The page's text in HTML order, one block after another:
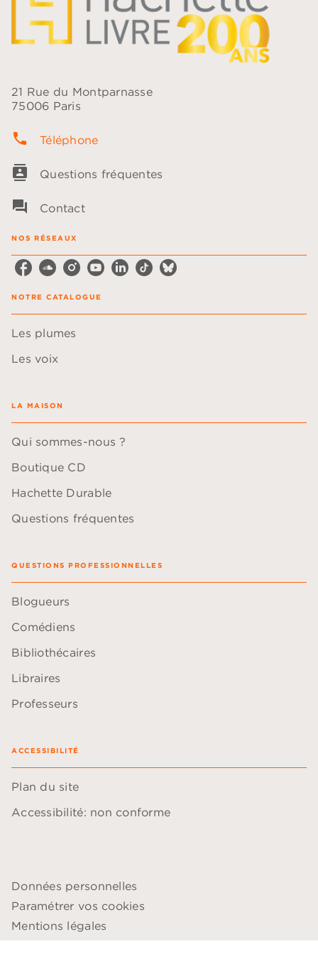
21 Rue du Montparnasse
75006 Paris
phone Téléphone
contacts Questions fréquentes
question_answer Contact
NOS RÉSEAUX
NOTRE CATALOGUE
Les plumes
Les voix
LA MAISON
Qui sommes-nous ?
Boutique CD
Hachette Durable
Questions fréquentes
QUESTIONS PROFESSIONNELLES
Blogueurs
Comédiens
Bibliothécaires
Libraires
Professeurs
ACCESSIBILITÉ
Plan du site
Accessibilité: non conforme
Données personnelles
Paramétrer vos cookies
Mentions légales
Conditions générales d'utilisation